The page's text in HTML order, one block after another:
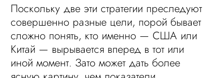
Поскольку две эти стратегии преследуют
совершенно разные цели, порой бывает
сложно понять, кто именно — США или
Китай — вырывается вперед в тот или
иной момент. Зато может дать более